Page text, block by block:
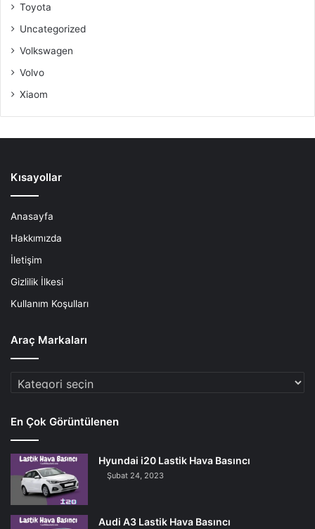
Toyota
Uncategorized
Volkswagen
Volvo
Xiaom
Kısayollar
Anasayfa
Hakkımızda
İletişim
Gizlilik İlkesi
Kullanım Koşulları
Araç Markaları
Araç
En Çok Görüntülenen
Hyundai i20 Lastik Hava Basıncı
Şubat 24, 2023
Audi A3 Lastik Hava Basıncı